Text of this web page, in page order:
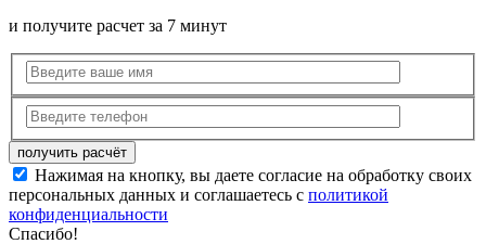
и получите расчет за 7 минут
Нажимая на кнопку, вы даете согласие на обработку своих
персональных данных и соглашаетесь с политикой
конфиденциальности
Спасибо!